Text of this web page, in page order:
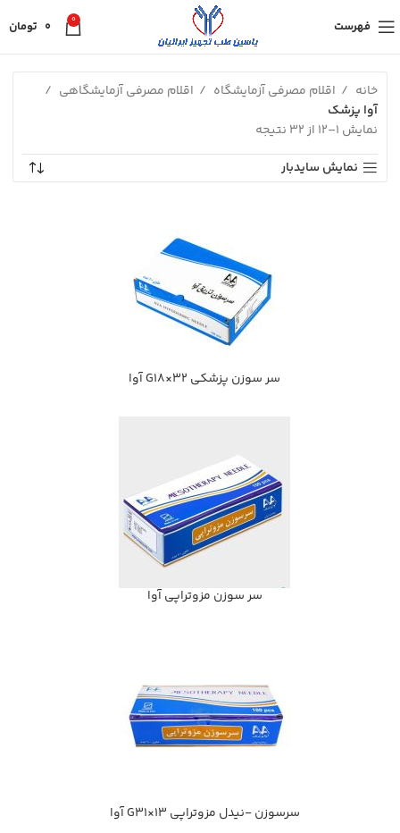
فهرست 0
0 تومان
خانه اقلام مصرفی آزمایشگاه
اقلام مصرفی آزمایشگاهی
آوا پزشک
نمایش 1–12 از 32 نتیجه
نمایش سایدبار
سر سوزن پزشکی G18×32 آوا
سر سوزن مزوتراپی آوا
سرسوزن -نیدل مزوتراپی G31×13 آوا